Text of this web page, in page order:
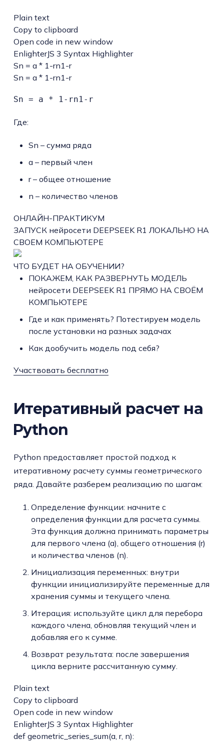
Plain text
Copy to clipboard
Open code in new window
EnlighterJS 3 Syntax Highlighter
Sn = a * 1-rn1-r
Sn = a * 1-rn1-r
Sn = a * 1-rn1-r
Где:
Sn – сумма ряда
a – первый член
r – общее отношение
n – количество членов
ОНЛАЙН-ПРАКТИКУМ
ЗАПУСК нейросети DEEPSEEK R1 ЛОКАЛЬНО НА
СВОЕМ КОМПЬЮТЕРЕ
ЧТО БУДЕТ НА ОБУЧЕНИИ?
ПОКАЖЕМ, КАК РАЗВЕРНУТЬ МОДЕЛЬ
нейросети DEEPSEEK R1 ПРЯМО НА СВОЁМ
КОМПЬЮТЕРЕ
Где и как применять? Потестируем модель
после установки на разных задачах
Как дообучить модель под себя?
Участвовать бесплатно
Итеративный расчет на
Python
Python предоставляет простой подход к
итеративному расчету суммы геометрического
ряда. Давайте разберем реализацию по шагам:
Определение функции: начните с
определения функции для расчета суммы.
Эта функция должна принимать параметры
для первого члена (a), общего отношения (r)
и количества членов (n).
Инициализация переменных: внутри
функции инициализируйте переменные для
хранения суммы и текущего члена.
Итерация: используйте цикл для перебора
каждого члена, обновляя текущий член и
добавляя его к сумме.
Возврат результата: после завершения
цикла верните рассчитанную сумму.
Plain text
Copy to clipboard
Open code in new window
EnlighterJS 3 Syntax Highlighter
def geometric_series_sum(a, r, n):